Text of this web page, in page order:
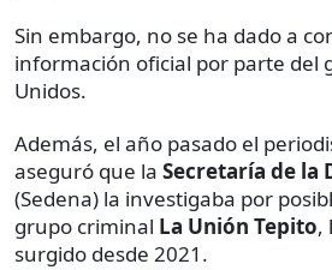
Sin embargo, no se ha dado a
información oficial por parte del
Unidos.
Además, el año pasado el
aseguró que la Secretaría de la
(Sedena) la investigaba por
grupo criminal La Unión Tepito,
surgido desde 2021.